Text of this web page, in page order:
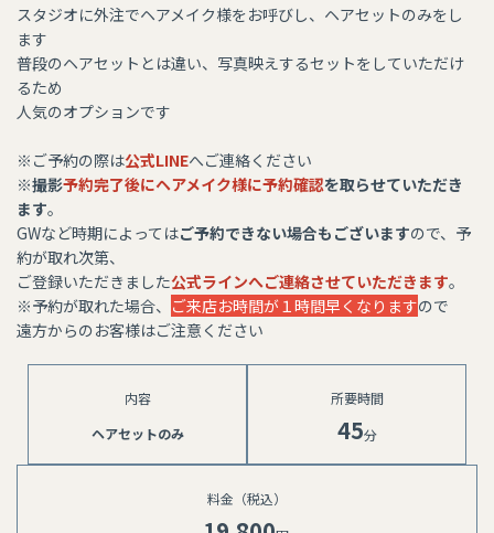
スタジオに外注でヘアメイク様をお呼びし、ヘアセットのみをし
ます
普段のヘアセットとは違い、写真映えするセットをしていただけ
るため
​​​​​​​人気のオプションです
​​​​​​​※ご予約の際は公式LINEへご連絡ください
※撮影予約完了後にヘアメイク様に予約確認を取らせていただき
ます。
GWなど時期によってはご予約できない場合もございますので、予
約が取れ次第、
ご登録いただきました公式ラインへご連絡させていただきます。
​​​​​​​※予約が取れた場合、 ご来店お時間が１時間早くなりますので
遠方からのお客様はご注意ください
内容​​​​​
ヘアセットのみ
所要時間
45分
料金（税込）